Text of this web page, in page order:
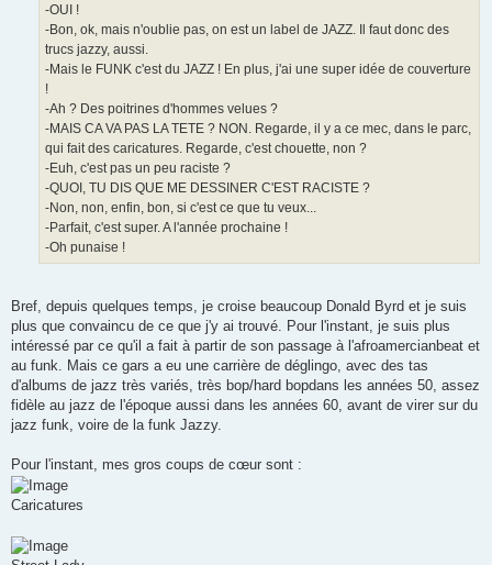
-OUI !
-Bon, ok, mais n'oublie pas, on est un label de JAZZ. Il faut donc des
trucs jazzy, aussi.
-Mais le FUNK c'est du JAZZ ! En plus, j'ai une super idée de couverture
!
-Ah ? Des poitrines d'hommes velues ?
-MAIS CA VA PAS LA TETE ? NON. Regarde, il y a ce mec, dans le parc,
qui fait des caricatures. Regarde, c'est chouette, non ?
-Euh, c'est pas un peu raciste ?
-QUOI, TU DIS QUE ME DESSINER C'EST RACISTE ?
-Non, non, enfin, bon, si c'est ce que tu veux...
-Parfait, c'est super. A l'année prochaine !
-Oh punaise !
Bref, depuis quelques temps, je croise beaucoup Donald Byrd et je suis
plus que convaincu de ce que j'y ai trouvé. Pour l'instant, je suis plus
intéressé par ce qu'il a fait à partir de son passage à l'afroamercianbeat et
au funk. Mais ce gars a eu une carrière de déglingo, avec des tas
d'albums de jazz très variés, très bop/hard bopdans les années 50, assez
fidèle au jazz de l'époque aussi dans les années 60, avant de virer sur du
jazz funk, voire de la funk Jazzy.
Pour l'instant, mes gros coups de cœur sont :
Caricatures